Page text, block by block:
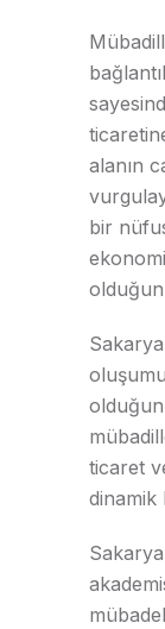
alanın
bir
ticaret
dinamik